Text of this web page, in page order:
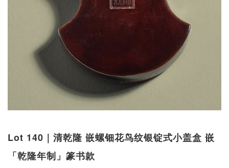
Lot 140｜清乾隆 嵌螺钿花鸟纹银锭式小盖盒 嵌
「乾隆年制」篆书款